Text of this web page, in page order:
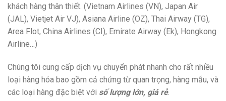
khách hàng thân thiết. (Vietnam Airlines (VN), Japan Air
(JAL), Vietjet Air VJ), Asiana Airline (OZ), Thai Airway (TG),
Area Flot, China Airlines (CI), Emirate Airway (Ek), Hongkong
Airline…)
Chúng tôi cung cấp dịch vụ chuyển phát nhanh cho rất nhiều
loại hàng hóa bao gồm cả chứng từ quan trọng, hàng mẫu, và
các loại hàng đặc biệt với số lượng lớn, giá rẻ.